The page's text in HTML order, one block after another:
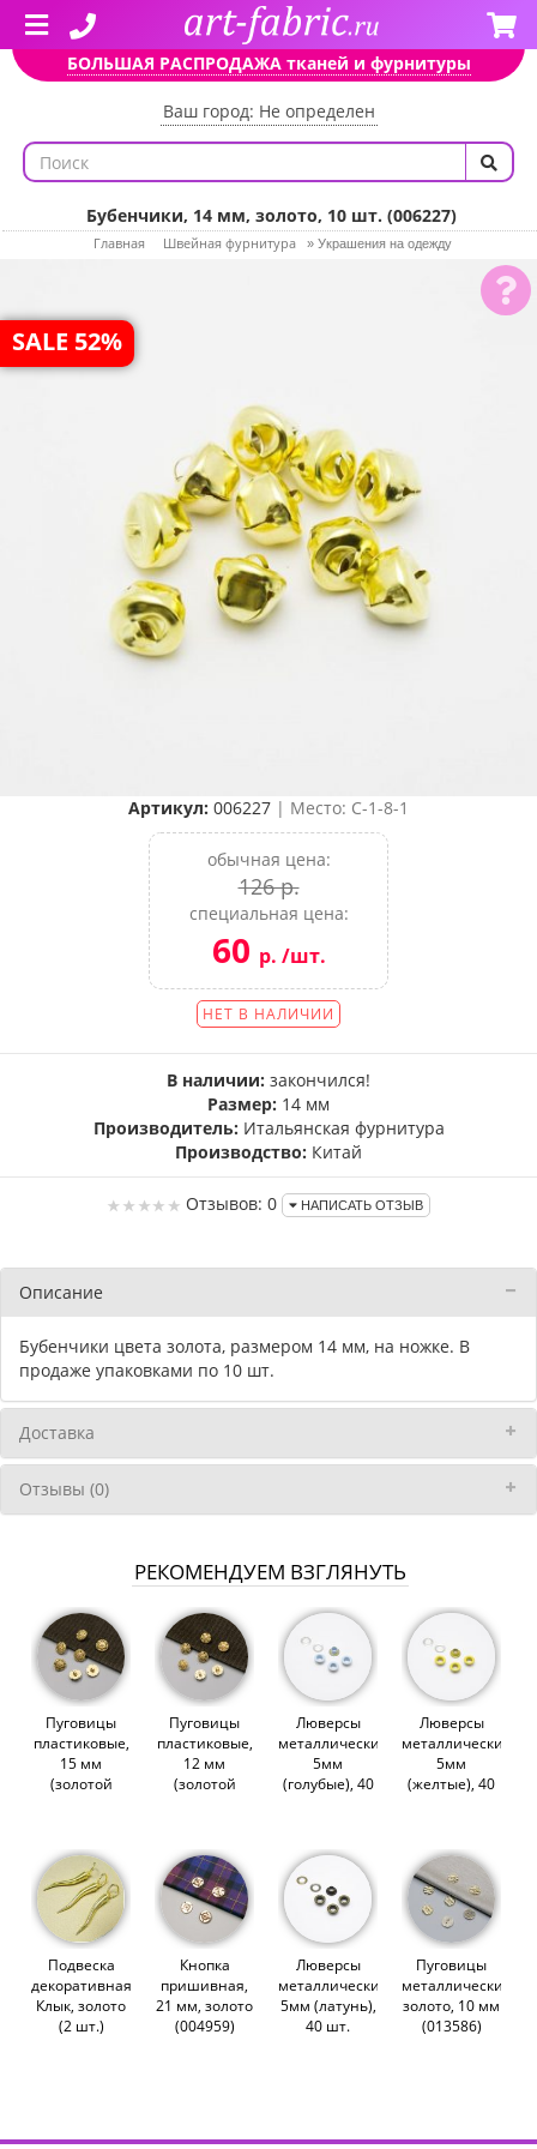
БОЛЬШАЯ РАСПРОДАЖА тканей и фурнитуры
Ваш город: Не определен
Бубенчики, 14 мм, золото, 10 шт. (006227)
Главная Швейная фурнитура » Украшения на одежду
SALE 52%
Артикул: 006227 | Место: C-1-8-1
обычная цена:
126 р.
специальная цена:
60 р. /шт.
НЕТ В НАЛИЧИИ
В наличии: закончился!
Размер: 14 мм
Производитель: Итальянская фурнитура
Производство: Китай
Отзывов: 0 НАПИСАТЬ ОТЗЫВ
Описание
Бубенчики цвета золота, размером 14 мм, на ножке. В
продаже упаковками по 10 шт.
Доставка
Отзывы (0)
РЕКОМЕНДУЕМ ВЗГЛЯНУТЬ
Пуговицы
пластиковые,
15 мм
(золотой
Пуговицы
пластиковые,
12 мм
(золотой
Люверсы
металлические,
5мм
(голубые), 40
Люверсы
металлические,
5мм
(желтые), 40
Подвеска
декоративная
Клык, золото
(2 шт.)
Кнопка
пришивная,
21 мм, золото
(004959)
Люверсы
металлические,
5мм (латунь),
40 шт.
Пуговицы
металлические,
золото, 10 мм
(013586)